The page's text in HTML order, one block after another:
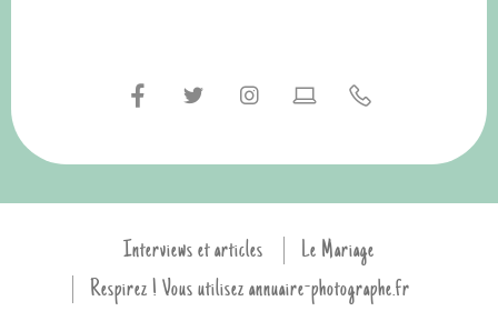
Interviews et articles
Le Mariage
Respirez ! Vous utilisez annuaire-photographe.fr